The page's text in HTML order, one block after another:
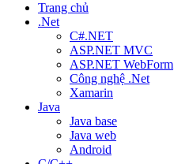
Trang chủ
.Net
C#.NET
ASP.NET MVC
ASP.NET WebForm
Công nghệ .Net
Xamarin
Java
Java base
Java web
Android